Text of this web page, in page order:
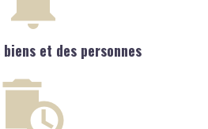
et des personnes